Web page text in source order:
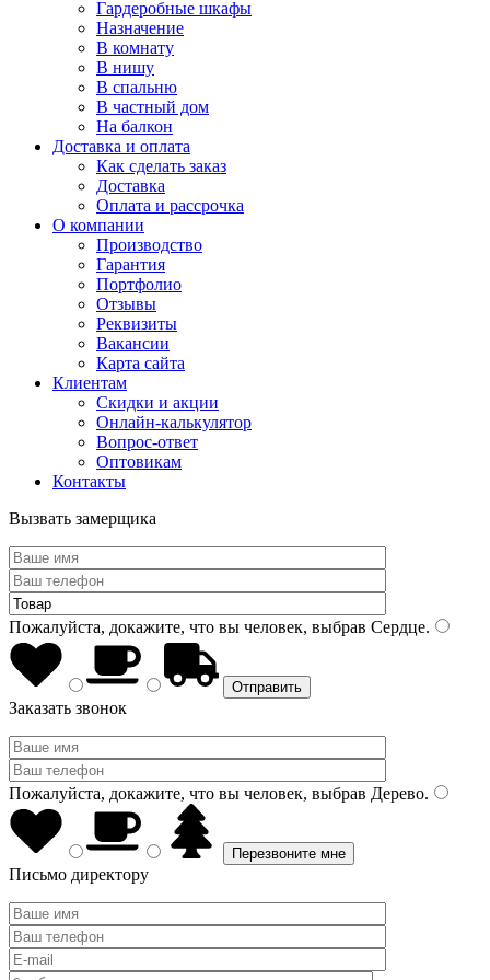
Гардеробные шкафы
Назначение
В комнату
В нишу
В спальню
В частный дом
На балкон
Доставка и оплата
Как сделать заказ
Доставка
Оплата и рассрочка
О компании
Производство
Гарантия
Портфолио
Отзывы
Реквизиты
Вакансии
Карта сайта
Клиентам
Скидки и акции
Онлайн-калькулятор
Вопрос-ответ
Оптовикам
Контакты
Вызвать замерщика
Пожалуйста, докажите, что вы человек, выбрав Сердце.
Заказать звонок
Пожалуйста, докажите, что вы человек, выбрав Дерево.
Письмо директору